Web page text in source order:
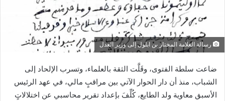
رسالة العلامة المختار بن ابلول إلى وزير العدل
ضاعت سلطة الفتوى، وقَلَّت الثقة بالعلماء، وتسرب الإلحاد إلى
الشباب، منذ أن دار الحوار الآتي بين مراقبٍ مالي، في عهد الرئيس
الأسبق معاوية ولد الطايع، كُلِّفَ بإعداد تقرير محاسبي عن اختلالاتٍ